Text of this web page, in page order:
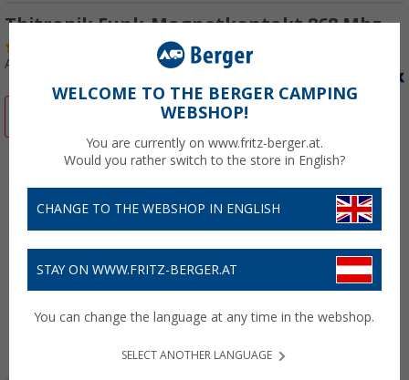
Thitronik Funk-Magnetkontakt 868 Mhz
Art.-Nr.: 443440
WELCOME TO THE BERGER CAMPING
WEBSHOP!
You are currently on www.fritz-berger.at.
Would you rather switch to the store in English?
CHANGE TO THE WEBSHOP IN ENGLISH
STAY ON WWW.FRITZ-BERGER.AT
You can change the language at any time in the webshop.
SELECT ANOTHER LANGUAGE